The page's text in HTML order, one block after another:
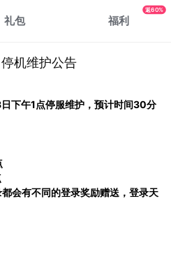
礼包 福利
返60%
机维护公告
下午1点停服维护，预计时间30分
会有不同的登录奖励赠送，登录天